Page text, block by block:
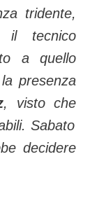
tridente,
il tecnico
a quello
presenza
, visto che
Sabato
decidere